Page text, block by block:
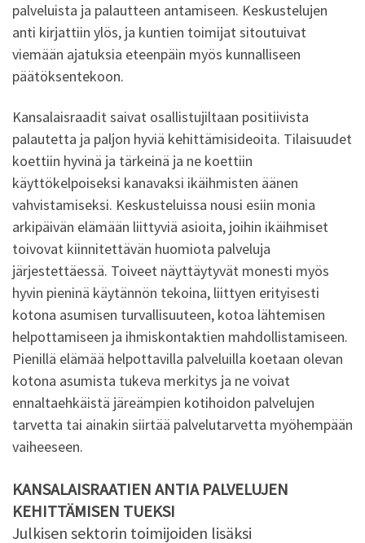
palveluista ja palautteen antamiseen. Keskustelujen
anti kirjattiin ylös, ja kuntien toimijat sitoutuivat
viemään ajatuksia eteenpäin myös kunnalliseen
päätöksentekoon.
Kansalaisraadit saivat osallistujiltaan positiivista
palautetta ja paljon hyviä kehittämisideoita. Tilaisuudet
koettiin hyvinä ja tärkeinä ja ne koettiin
käyttökelpoiseksi kanavaksi ikäihmisten äänen
vahvistamiseksi. Keskusteluissa nousi esiin monia
arkipäivän elämään liittyviä asioita, joihin ikäihmiset
toivovat kiinnitettävän huomiota palveluja
järjestettäessä. Toiveet näyttäytyvät monesti myös
hyvin pieninä käytännön tekoina, liittyen erityisesti
kotona asumisen turvallisuuteen, kotoa lähtemisen
helpottamiseen ja ihmiskontaktien mahdollistamiseen.
Pienillä elämää helpottavilla palveluilla koetaan olevan
kotona asumista tukeva merkitys ja ne voivat
ennaltaehkäistä järeämpien kotihoidon palvelujen
tarvetta tai ainakin siirtää palvelutarvetta myöhempään
vaiheeseen.
KANSALAISRAATIEN ANTIA PALVELUJEN
KEHITTÄMISEN TUEKSI
Julkisen sektorin toimijoiden lisäksi